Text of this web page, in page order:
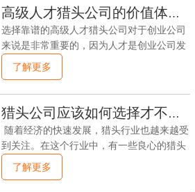
选择猎头公司之前，您应该了解他们的背景
和声誉。查看他们的官方网站，了解他们的
历史和团队成员。还可以通过搜索引擎，社
交媒体和专业网站查找关于他们的评价和客
户的反馈。选择有良好声誉和丰富经验的猎
头公司将提高您找到合适人才的机会。了解
他们的专业领域和行业经验：不同的猎头公
司可能拥有不同的专业领域和行业经验。您
应该选择与您公司行业相关的猎头公司，因
为他们更了解您所需人才的行业和特定需
求。他们会更有能力理解您的需求
高级人才猎头公司的价值体现在哪里？
选择靠谱的高级人才猎头公司对于创业公司
来说是非常重要的，因为人才是创业公司发
展的关键。下面是一些选择靠谱的高级人才
猎头公司的建议。首先，创业公司可以通过
碑推荐：可以向其他创业公司、投资人、行
业专家以及同事朋友等寻求推荐。他们可以
分享他们与猎头公司的合作经历和评价，提
供有价值的信息和建议。行业报告和排行
榜：一些媒体或机构会发布行业研究报告和
猎头公司排行榜，创业公司可以通过研究报
了解更多
猎头公司应该如何选择才不会被骗？
随着经济的快速发展，猎头行业也越来越受
到关注。在这个行业中，有一些良心的猎头
公司，但也有一些不良的猎头公司存在。这
些不良公司可能会采取一些不道德的手段骗
了解更多